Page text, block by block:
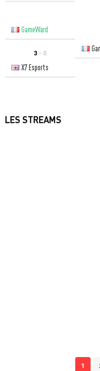
GameWard
3 - 0
X7 Esports
LES STREAMS
1